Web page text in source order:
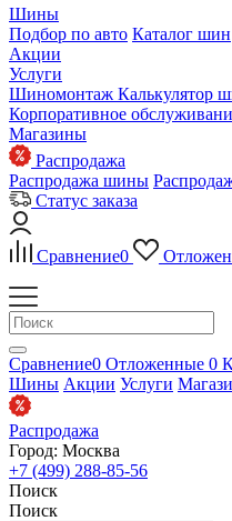
Шины
Подбор по авто Каталог шин
Акции
Услуги
Шиномонтаж Калькулятор
Корпоративное
Магазины
Распродажа
Распродажа шины
Статус заказа
Сравнение0
Сравнение0 Отложенные 0
Шины Акции Услуги
Распродажа
Город: Москва
+7 (499) 288-85-56
Поиск
Поиск